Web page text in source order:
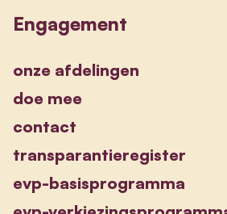
Engagement
onze afdelingen
doe mee
contact
transparantieregister
evp-basisprogramma